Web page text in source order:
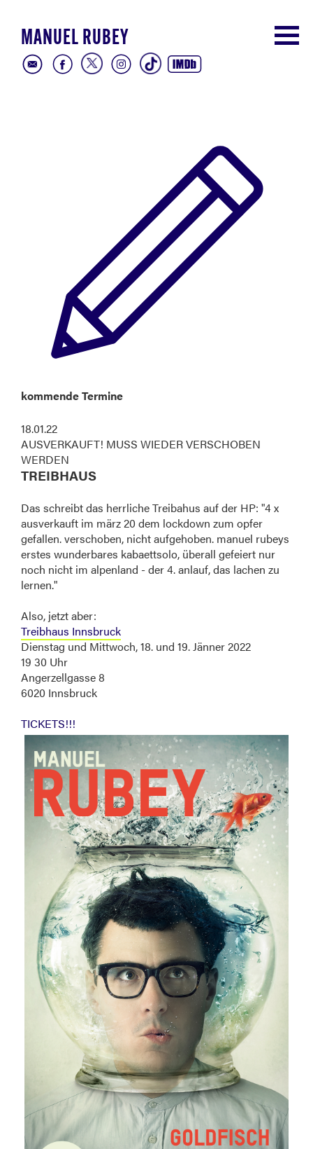
MANUEL RUBEY
kommende Termine
18.01.22
AUSVERKAUFT! MUSS WIEDER VERSCHOBEN
WERDEN
TREIBHAUS
Das schreibt das herrliche Treibahus auf der HP: "4 x
ausverkauft im märz 20 dem lockdown zum opfer
gefallen. verschoben, nicht aufgehoben. manuel rubeys
erstes wunderbares kabaettsolo, überall gefeiert nur
noch nicht im alpenland - der 4. anlauf, das lachen zu
lernen."
Also, jetzt aber:
Treibhaus Innsbruck
Dienstag und Mittwoch, 18. und 19. Jänner 2022
19 30 Uhr
Angerzellgasse 8
6020 Innsbruck
TICKETS!!!